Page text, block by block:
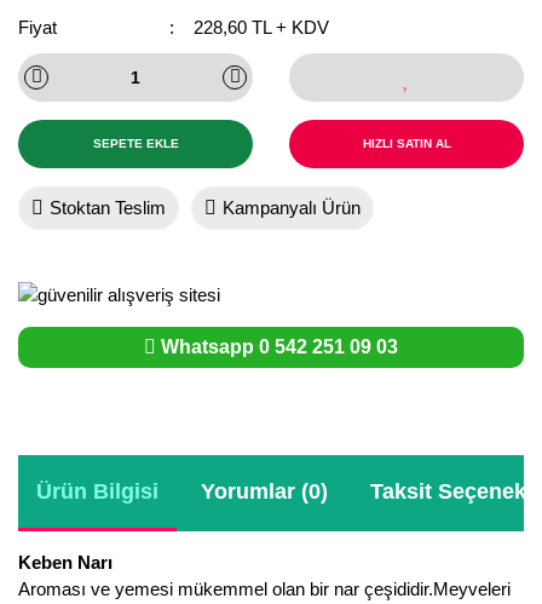
Fiyat
228,60 TL + KDV
SEPETE EKLE HIZLI SATIN AL
Stoktan Teslim Kampanyalı Ürün
Whatsapp 0 542 251 09 03
Ürün Bilgisi Yorumlar (0) Taksit
Keben Narı
Aroması ve yemesi mükemmel olan bir nar çeşididir.Meyveleri
Goji Berry Fidanı
Hünnap Fidanı
İncir Fidanı
Kapari Gebre Otu Fidanı
Kestane Fidanı
Kızılcık Fidanı
Kocayemiş Fidanı